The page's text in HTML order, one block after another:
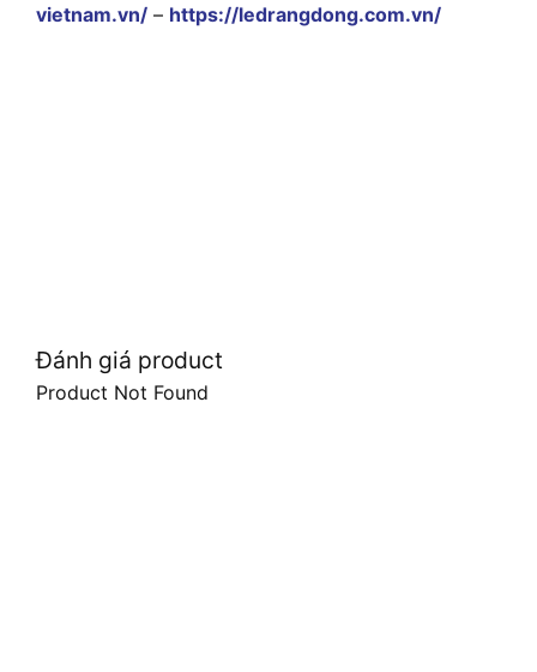
vietnam.vn/ – https://ledrangdong.com.vn/
Đánh giá product
Product Not Found